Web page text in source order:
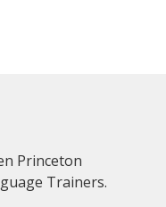
Princeton
Trainers.